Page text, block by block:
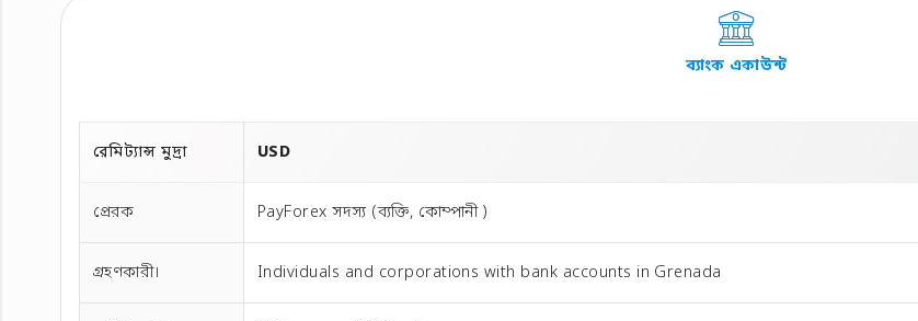
ব্যাংক একাউন্ট
রেমিট্যান্স মুদ্রা USD
প্রেরক PayForex সদস্য (ব্যক্তি, কোম্পানী )
গ্রহণকারী। Individuals and corporations with bank accounts in Grenada